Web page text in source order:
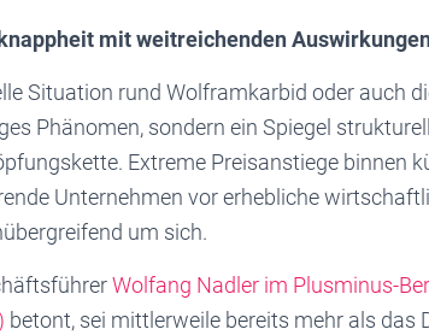
mit weitreichenden
Situation rund Wolframkarbid oder auch
Phänomen, sondern ein Spiegel
Extreme Preisanstiege binnen
Unternehmen vor erhebliche
um sich.
Wolfang Nadler im Plusminus-
betont, sei mittlerweile bereits mehr als das